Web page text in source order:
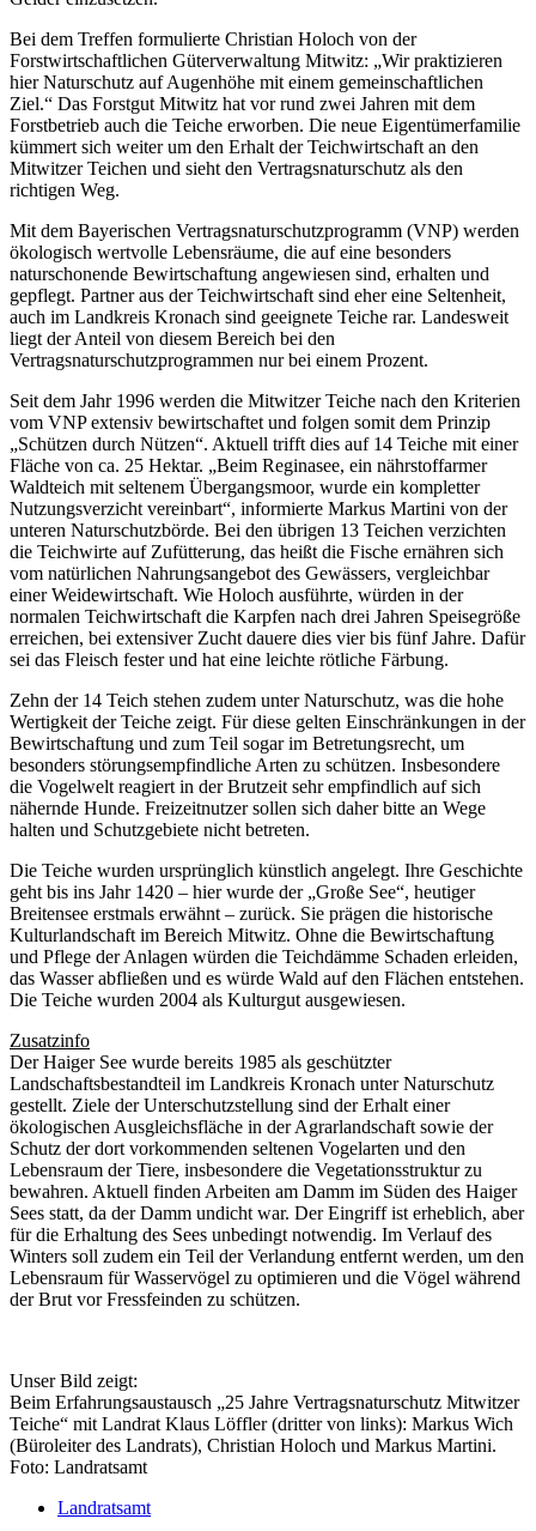
Bei dem Treffen formulierte Christian Holoch von der
Forstwirtschaftlichen Güterverwaltung Mitwitz: „Wir praktizieren
hier Naturschutz auf Augenhöhe mit einem gemeinschaftlichen
Ziel.“ Das Forstgut Mitwitz hat vor rund zwei Jahren mit dem
Forstbetrieb auch die Teiche erworben. Die neue Eigentümerfamilie
kümmert sich weiter um den Erhalt der Teichwirtschaft an den
Mitwitzer Teichen und sieht den Vertragsnaturschutz als den
richtigen Weg.
Mit dem Bayerischen Vertragsnaturschutzprogramm (VNP) werden
ökologisch wertvolle Lebensräume, die auf eine besonders
naturschonende Bewirtschaftung angewiesen sind, erhalten und
gepflegt. Partner aus der Teichwirtschaft sind eher eine Seltenheit,
auch im Landkreis Kronach sind geeignete Teiche rar. Landesweit
liegt der Anteil von diesem Bereich bei den
Vertragsnaturschutzprogrammen nur bei einem Prozent.
Seit dem Jahr 1996 werden die Mitwitzer Teiche nach den Kriterien
vom VNP extensiv bewirtschaftet und folgen somit dem Prinzip
„Schützen durch Nützen“. Aktuell trifft dies auf 14 Teiche mit einer
Fläche von ca. 25 Hektar. „Beim Reginasee, ein nährstoffarmer
Waldteich mit seltenem Übergangsmoor, wurde ein kompletter
Nutzungsverzicht vereinbart“, informierte Markus Martini von der
unteren Naturschutzbörde. Bei den übrigen 13 Teichen verzichten
die Teichwirte auf Zufütterung, das heißt die Fische ernähren sich
vom natürlichen Nahrungsangebot des Gewässers, vergleichbar
einer Weidewirtschaft. Wie Holoch ausführte, würden in der
normalen Teichwirtschaft die Karpfen nach drei Jahren Speisegröße
erreichen, bei extensiver Zucht dauere dies vier bis fünf Jahre. Dafür
sei das Fleisch fester und hat eine leichte rötliche Färbung.
Zehn der 14 Teich stehen zudem unter Naturschutz, was die hohe
Wertigkeit der Teiche zeigt. Für diese gelten Einschränkungen in der
Bewirtschaftung und zum Teil sogar im Betretungsrecht, um
besonders störungsempfindliche Arten zu schützen. Insbesondere
die Vogelwelt reagiert in der Brutzeit sehr empfindlich auf sich
nähernde Hunde. Freizeitnutzer sollen sich daher bitte an Wege
halten und Schutzgebiete nicht betreten.
Die Teiche wurden ursprünglich künstlich angelegt. Ihre Geschichte
geht bis ins Jahr 1420 – hier wurde der „Große See“, heutiger
Breitensee erstmals erwähnt – zurück. Sie prägen die historische
Kulturlandschaft im Bereich Mitwitz. Ohne die Bewirtschaftung
und Pflege der Anlagen würden die Teichdämme Schaden erleiden,
das Wasser abfließen und es würde Wald auf den Flächen entstehen.
Die Teiche wurden 2004 als Kulturgut ausgewiesen.
Zusatzinfo
Der Haiger See wurde bereits 1985 als geschützter
Landschaftsbestandteil im Landkreis Kronach unter Naturschutz
gestellt. Ziele der Unterschutzstellung sind der Erhalt einer
ökologischen Ausgleichsfläche in der Agrarlandschaft sowie der
Schutz der dort vorkommenden seltenen Vogelarten und den
Lebensraum der Tiere, insbesondere die Vegetationsstruktur zu
bewahren. Aktuell finden Arbeiten am Damm im Süden des Haiger
Sees statt, da der Damm undicht war. Der Eingriff ist erheblich, aber
für die Erhaltung des Sees unbedingt notwendig. Im Verlauf des
Winters soll zudem ein Teil der Verlandung entfernt werden, um den
Lebensraum für Wasservögel zu optimieren und die Vögel während
der Brut vor Fressfeinden zu schützen.
Unser Bild zeigt:
Beim Erfahrungsaustausch „25 Jahre Vertragsnaturschutz Mitwitzer
Teiche“ mit Landrat Klaus Löffler (dritter von links): Markus Wich
(Büroleiter des Landrats), Christian Holoch und Markus Martini.
Foto: Landratsamt
Landratsamt